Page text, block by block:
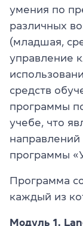
умения по
различных
(младшая,
управление
средств
программы
учебе, что
программы
Программа
каждый из
Модуль 1.